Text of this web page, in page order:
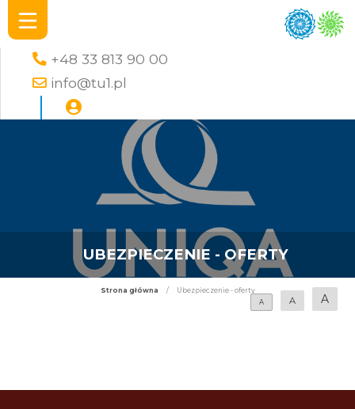
+48 33 813 90 00
info@tu1.pl
UBEZPIECZENIE - OFERTY
Strona główna /
Ubezpieczenie - oferty
A
A A